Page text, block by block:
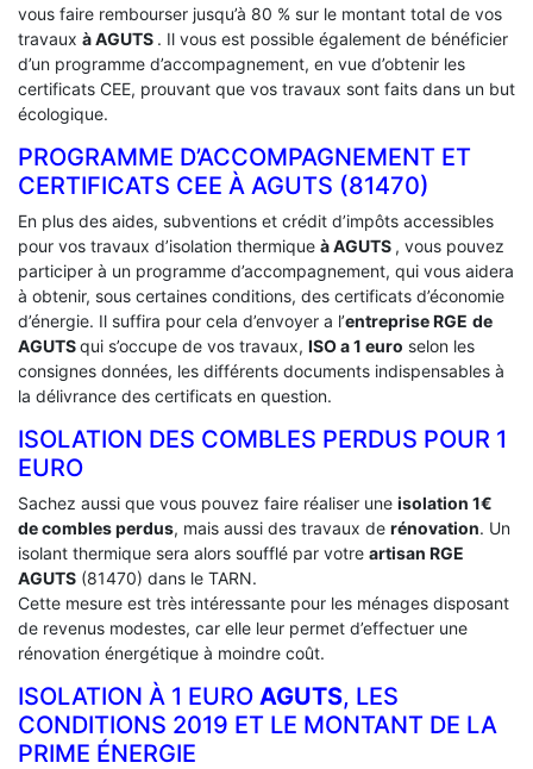
vous faire rembourser jusqu’à 80 % sur le montant total de vos
travaux à AGUTS . Il vous est possible également de bénéficier
d’un programme d’accompagnement, en vue d’obtenir les
certificats CEE, prouvant que vos travaux sont faits dans un but
écologique.
PROGRAMME D’ACCOMPAGNEMENT ET
CERTIFICATS CEE À ‎AGUTS (81470)
En plus des aides, subventions et crédit d’impôts accessibles
pour vos travaux d’isolation thermique à AGUTS , vous pouvez
participer à un programme d’accompagnement, qui vous aidera
à obtenir, sous certaines conditions, des certificats d’économie
d’énergie. Il suffira pour cela d’envoyer a l’entreprise RGE de
AGUTSqui s’occupe de vos travaux, ISO a 1 euro selon les
consignes données, les différents documents indispensables à
la délivrance des certificats en question.
ISOLATION DES COMBLES PERDUS POUR 1
EURO
Sachez aussi que vous pouvez faire réaliser une isolation 1€
de combles perdus, mais aussi des travaux de rénovation. Un
isolant thermique sera alors soufflé par votre artisan RGE
AGUTS (81470) dans le TARN.
Cette mesure est très intéressante pour les ménages disposant
de revenus modestes, car elle leur permet d’effectuer une
rénovation énergétique à moindre coût.
ISOLATION À 1 EURO AGUTS, LES
CONDITIONS 2019 ET LE MONTANT DE LA
PRIME ÉNERGIE